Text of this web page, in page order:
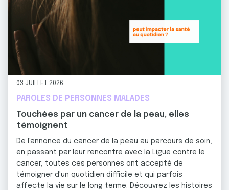
03 JUILLET 2026
PAROLES DE PERSONNES MALADES
Touchées par un cancer de la peau, elles
témoignent
De l'annonce du cancer de la peau au parcours de soin,
en passant par leur rencontre avec la Ligue contre le
cancer, toutes ces personnes ont accepté de
témoigner d'un quotidien difficile et qui parfois
affecte la vie sur le long terme. Découvrez les histoires